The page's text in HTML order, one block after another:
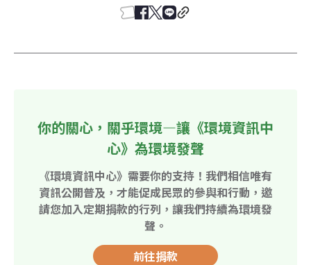
你的關心，關乎環境—讓《環境資訊中
心》為環境發聲
《環境資訊中心》需要你的支持！我們相信唯有
資訊公開普及，才能促成民眾的參與和行動，邀
請您加入定期捐款的行列，讓我們持續為環境發
聲。
前往捐款